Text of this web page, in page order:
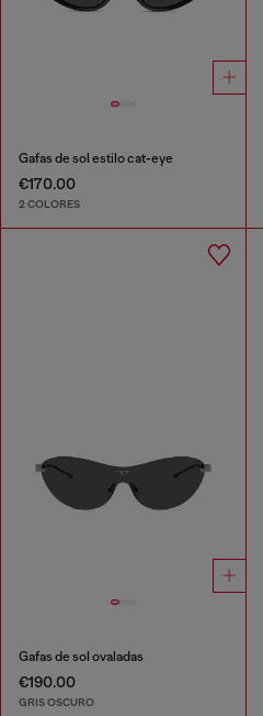
Gafas de sol estilo cat-eye
€170.00
2 COLORES
Gafas de sol ovaladas
€190.00
GRIS OSCURO